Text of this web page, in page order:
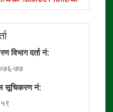
विभाग दर्ता नं:
७७
सूचिकरण नं: